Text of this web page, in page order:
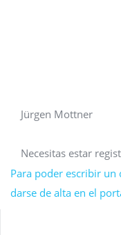
Jürgen Mottner
Necesitas estar
Para poder escribir
darse de alta en el